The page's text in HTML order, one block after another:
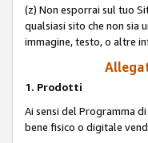
(z) Non esporrai sul tuo
qualsiasi sito che non
immagine, testo, o altre
1. Prodotti
Ai sensi del Programma
bene fisico o digitale